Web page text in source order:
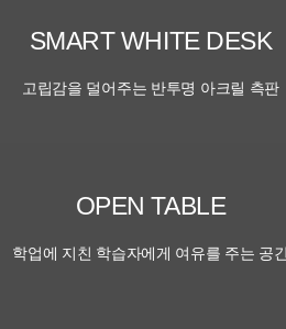
SMART WHITE DESK
고립감을 덜어주는 반투명 아크릴 측판
OPEN TABLE
학업에 지친 학습자에게 여유를 주는 공